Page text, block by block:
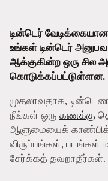
டின்டெர்
உங்கள் டின்டெர்
ஆக்குகின்ற ஒரு
கொடுக்கப்பட்டுள்ளன.
முதலாவதாக,
நீங்கள் ஒரு கணக்கு
ஆளுமையைக்
விருப்பங்கள், படங்கள்
சேர்க்கத் தவறாதீர்கள்.